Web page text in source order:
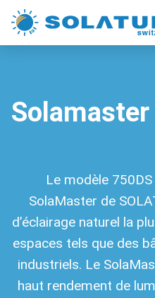
Solamaster
Le modèle
SolaMaster de
d’éclairage naturel la
espaces tels que des
industriels. Le
haut rendement de